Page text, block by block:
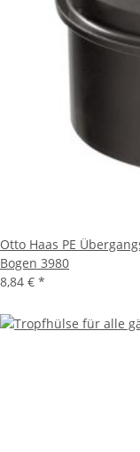
Otto Haas PE
Bogen 3980
8,84 € *